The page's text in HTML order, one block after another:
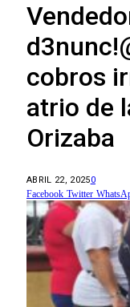
cobros
atrio de
Orizaba
ABRIL 22, 20250
Facebook Twitter